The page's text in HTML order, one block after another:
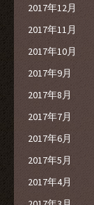
2017年12月
2017年11月
2017年10月
2017年9月
2017年8月
2017年7月
2017年6月
2017年5月
2017年4月